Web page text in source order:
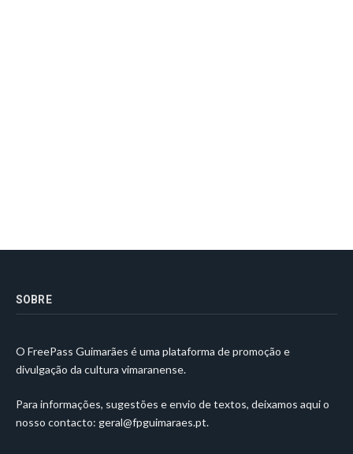
SOBRE
O FreePass Guimarães é uma plataforma de promoção e
divulgação da cultura vimaranense.
Para informações, sugestões e envio de textos, deixamos aqui o
nosso contacto: geral@fpguimaraes.pt.